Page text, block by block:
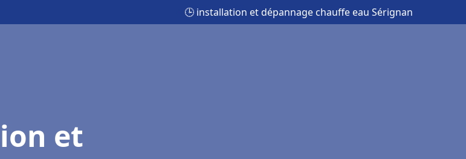
🕒 installation et dépannage chauffe eau Sérignan
et